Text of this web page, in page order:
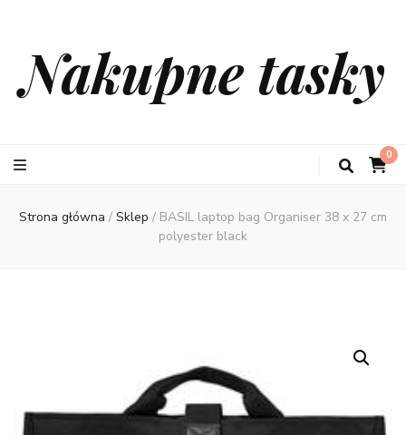
Nakupne tasky
0
Strona główna / Sklep / BASIL laptop bag Organiser 38 x 27 cm
polyester black